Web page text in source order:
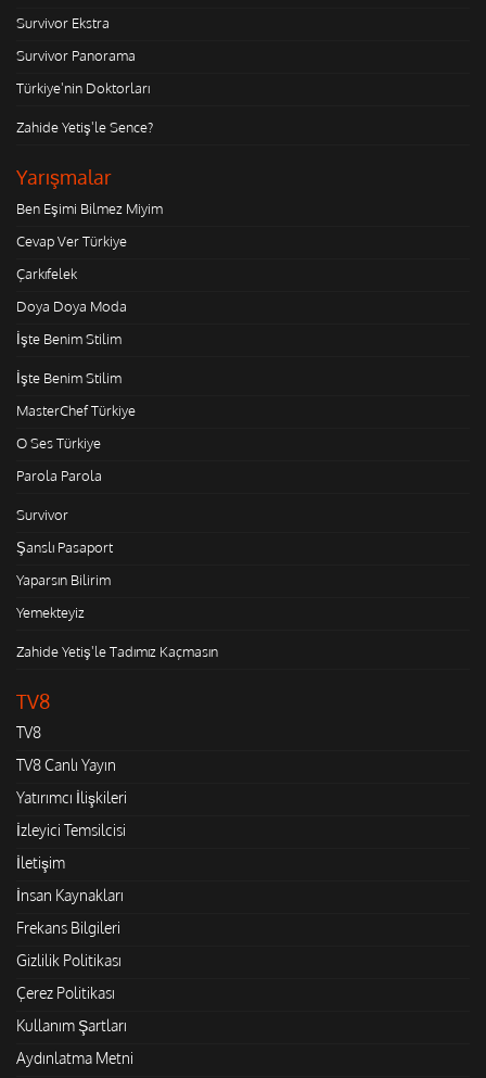
Survivor Ekstra
Survivor Panorama
Türkiye'nin Doktorları
Zahide Yetiş'le Sence?
Yarışmalar
Ben Eşimi Bilmez Miyim
Cevap Ver Türkiye
Çarkıfelek
Doya Doya Moda
İşte Benim Stilim
İşte Benim Stilim
MasterChef Türkiye
O Ses Türkiye
Parola Parola
Survivor
Şanslı Pasaport
Yaparsın Bilirim
Yemekteyiz
Zahide Yetiş'le Tadımız Kaçmasın
TV8
TV8
TV8 Canlı Yayın
Yatırımcı İlişkileri
İzleyici Temsilcisi
İletişim
İnsan Kaynakları
Frekans Bilgileri
Gizlilik Politikası
Çerez Politikası
Kullanım Şartları
Aydınlatma Metni